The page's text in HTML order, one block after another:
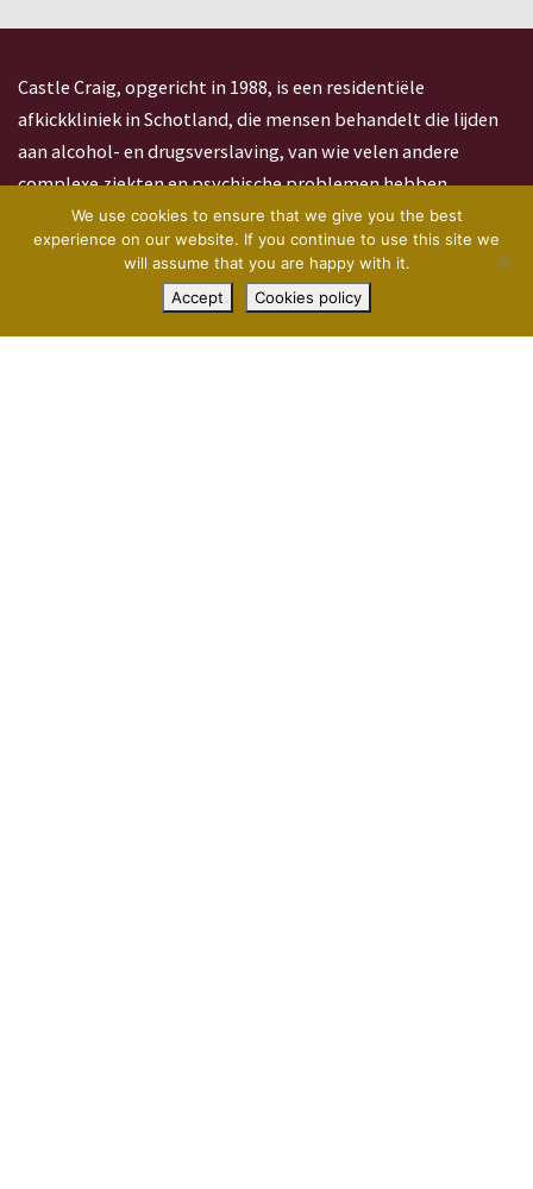
Contact opnemen+44 1721 620 020
Castle Craig, opgericht in 1988, is een residentiële
afkickkliniek in Schotland, die mensen behandelt die lijden
aan alcohol- en drugsverslaving, van wie velen andere
complexe ziekten en psychische problemen hebben.
Castle Craig Hospital ligt in het prachtige landschap van de
Scottish Borders, dicht bij Edinburgh, Glasgow en
Newcastle, die internationale luchthavens hebben. Ons 50
hectare grote park en bos is een ontspannen en rustige
We use cookies to ensure that we give you the best
experience on our website. If you continue to use this site we
will assume that you are happy with it.
Accept
Cookies policy